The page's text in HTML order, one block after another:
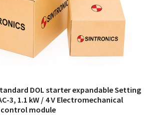
DOL starter expandable Setting
3, 1.1 kW / 4 V Electromechanical
module